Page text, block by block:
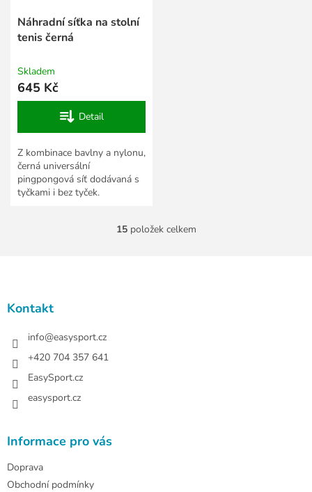
Náhradní síťka na stolní
tenis černá
Skladem
645 Kč
Detail
Z kombinace bavlny a nylonu,
černá universální
pingpongová síť dodávaná s
tyčkami i bez tyček.
O
15položek celkem
Kontakt
info@easysport.cz
+420 704 357 641
EasySport.cz
easysport.cz
Informace pro vás
Doprava
Obchodní podmínky